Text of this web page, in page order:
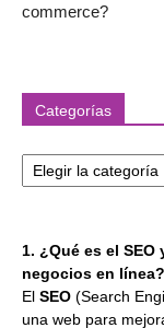
commerce?
Categorías
1. ¿Qué es el
negocios en línea?
El SEO (Search
una web para